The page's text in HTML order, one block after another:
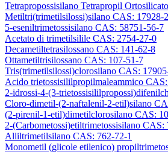
Tetrapropossisilano Tetrapropil
Metiltri(trimetilsilossi)silano CAS: 17928-
5-eseniltrimetossisilano CAS: 58751-56-7
Acetato di trimetilsilile CAS: 2754-27-0
Decametiltetrasilossano CAS: 141-62-8
Ottametiltrisilossano CAS: 107-51-7
Tris(trimetilsilossi)clorosilano CAS:
Acido trietossisililpropilmaleammico
2-idrossi-4-(3-
Cloro-dimetil-(2-naftalenil-2-etil)silano
(2-pirenil-1-etil)dimetilclorosilano CAS:
2-(Carbometossi)etiltrimetossisilano CAS:
Alliltrimetilsilano CAS: 762-72-1
Monometil (glicole etilenico)